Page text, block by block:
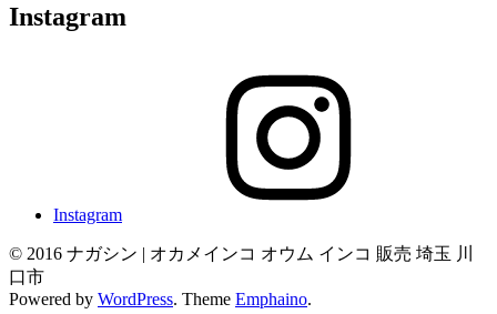
Instagram
Instagram
© 2016 ナガシン | オカメインコ オウム インコ 販売 埼玉 川
口市
Powered by WordPress. Theme Emphaino.